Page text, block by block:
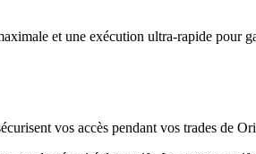
et une exécution ultra-rapide pour
vos accès pendant vos trades de